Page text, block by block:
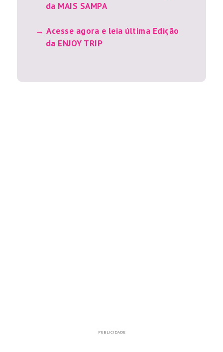
da MAIS SAMPA
Acesse agora e leia última Edição
da ENJOY TRIP
PUBLICIDADE